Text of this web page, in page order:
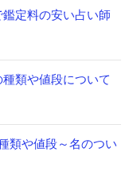
定料の安い占い師
類や値段について
類や値段～名のつい